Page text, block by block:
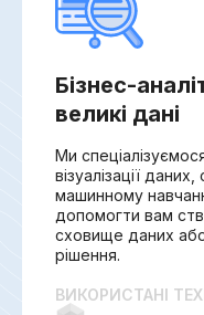
Бізнес-
великі дані
Ми
візуалізації
машинному
допомогти вам
сховище даних
рішення.
ВИКОРИСТАНІ